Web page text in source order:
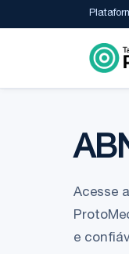
Acesse
e